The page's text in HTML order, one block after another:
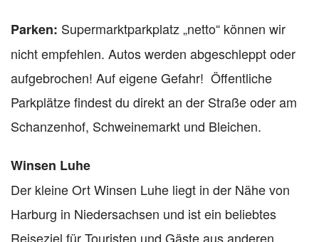
Parken: Supermarktparkplatz „netto“ können wir
nicht empfehlen. Autos werden abgeschleppt oder
aufgebrochen! Auf eigene Gefahr! Öffentliche
Parkplätze findest du direkt an der Straße oder am
Schanzenhof, Schweinemarkt und Bleichen.
Winsen Luhe
Der kleine Ort Winsen Luhe liegt in der Nähe von
Harburg in Niedersachsen und ist ein beliebtes
Reiseziel für Touristen und Gäste aus anderen